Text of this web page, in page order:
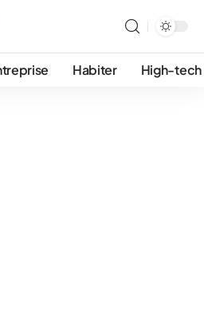
Habiter High-tech